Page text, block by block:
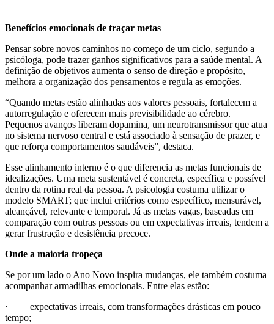
Benefícios emocionais de traçar metas
Pensar sobre novos caminhos no começo de um ciclo, segundo a
psicóloga, pode trazer ganhos significativos para a saúde mental. A
definição de objetivos aumenta o senso de direção e propósito,
melhora a organização dos pensamentos e regula as emoções.
“Quando metas estão alinhadas aos valores pessoais, fortalecem a
autorregulação e oferecem mais previsibilidade ao cérebro.
Pequenos avanços liberam dopamina, um neurotransmissor que atua
no sistema nervoso central e está associado à sensação de prazer, e
que reforça comportamentos saudáveis”, destaca.
Esse alinhamento interno é o que diferencia as metas funcionais de
idealizações. Uma meta sustentável é concreta, específica e possível
dentro da rotina real da pessoa. A psicologia costuma utilizar o
modelo SMART; que inclui critérios como específico, mensurável,
alcançável, relevante e temporal. Já as metas vagas, baseadas em
comparação com outras pessoas ou em expectativas irreais, tendem a
gerar frustração e desistência precoce.
Onde a maioria tropeça
Se por um lado o Ano Novo inspira mudanças, ele também costuma
acompanhar armadilhas emocionais. Entre elas estão:
· expectativas irreais, com transformações drásticas em pouco
tempo;